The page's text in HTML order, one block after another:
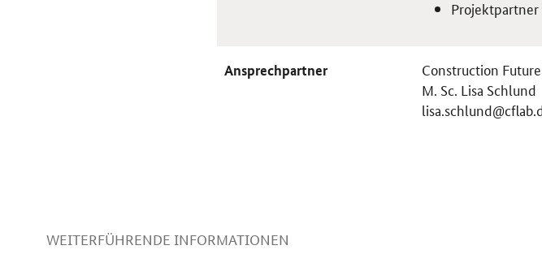
Projektpartner
Ansprechpartner Construction
M. Sc. Lisa Schlund
WEITERFÜHRENDE INFORMATIONEN